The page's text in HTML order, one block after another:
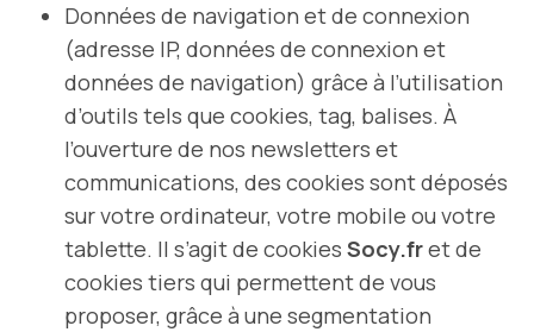
Données de navigation et de connexion
(adresse IP, données de connexion et
données de navigation) grâce à l’utilisation
d’outils tels que cookies, tag, balises. À
l’ouverture de nos newsletters et
communications, des cookies sont déposés
sur votre ordinateur, votre mobile ou votre
tablette. Il s’agit de cookies Socy.fret de
cookies tiers qui permettent de vous
proposer, grâce à une segmentation